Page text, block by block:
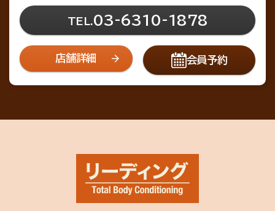
TEL.03-6310-1878
店舗詳細 会員予約